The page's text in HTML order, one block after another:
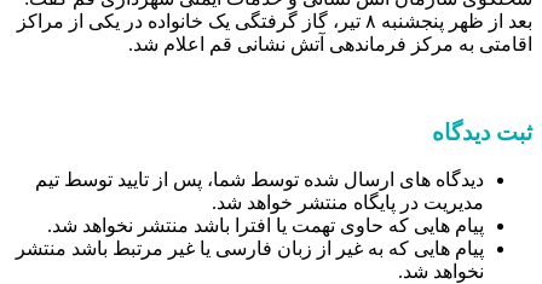
بعد از ظهر پنجشنبه ۸ تیر، گاز گرفتگی یک خانواده در یکی از مراکز
اقامتی به مرکز فرماندهی آتش نشانی قم اعلام شد.
ثبت دیدگاه
دیدگاه های ارسال شده توسط شما، پس از تایید توسط تیم
مدیریت در پایگاه منتشر خواهد شد.
پیام هایی که حاوی تهمت یا افترا باشد منتشر نخواهد شد.
پیام هایی که به غیر از زبان فارسی یا غیر مرتبط باشد منتشر
نخواهد شد.